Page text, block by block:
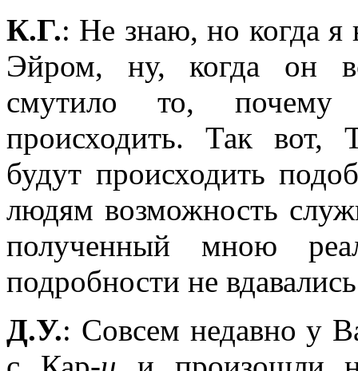
К.Г.: Не знаю, но когда я
Эйром, ну, когда он
смутило то, почему
происходить. Так вот,
будут происходить
людям возможность
полученный мною
подробности не
Д.У.: Совсем недавно у